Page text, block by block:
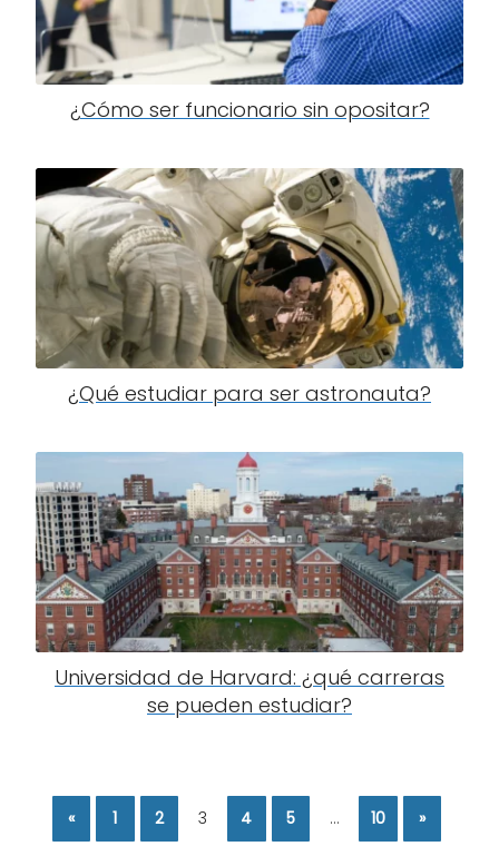
¿Cómo ser funcionario sin opositar?
¿Qué estudiar para ser astronauta?
Universidad de Harvard: ¿qué carreras
se pueden estudiar?
« 1 2 3 4 5 … 10 »